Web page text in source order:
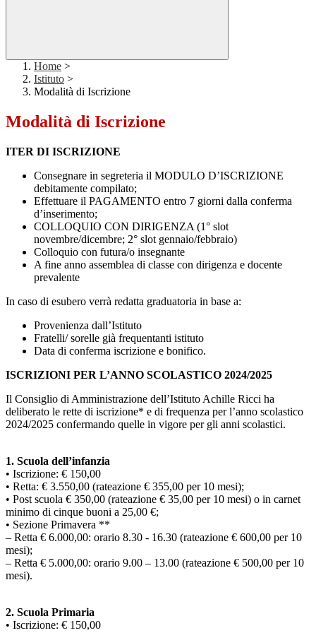
Home >
Istituto >
Modalità di Iscrizione
Modalità di Iscrizione
ITER DI ISCRIZIONE
Consegnare in segreteria il MODULO D’ISCRIZIONE
debitamente compilato;
Effettuare il PAGAMENTO entro 7 giorni dalla conferma
d’inserimento;
COLLOQUIO CON DIRIGENZA (1° slot
novembre/dicembre; 2° slot gennaio/febbraio)
Colloquio con futura/o insegnante
A fine anno assemblea di classe con dirigenza e docente
prevalente
In caso di esubero verrà redatta graduatoria in base a:
Provenienza dall’Istituto
Fratelli/ sorelle già frequentanti istituto
Data di conferma iscrizione e bonifico.
ISCRIZIONI PER L’ANNO SCOLASTICO 2024/2025
Il Consiglio di Amministrazione dell’Istituto Achille Ricci ha
deliberato le rette di iscrizione* e di frequenza per l’anno scolastico
2024/2025 confermando quelle in vigore per gli anni scolastici.
1. Scuola dell’infanzia
• Iscrizione: € 150,00
• Retta: € 3.550,00 (rateazione € 355,00 per 10 mesi);
• Post scuola € 350,00 (rateazione € 35,00 per 10 mesi) o in carnet
minimo di cinque buoni a 25,00 €;
• Sezione Primavera **
– Retta € 6.000,00: orario 8.30 - 16.30 (rateazione € 600,00 per 10
mesi);
– Retta € 5.000,00: orario 9.00 – 13.00 (rateazione € 500,00 per 10
mesi).
2. Scuola Primaria
• Iscrizione: € 150,00